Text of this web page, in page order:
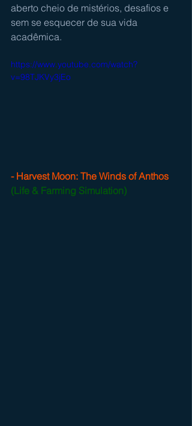
aberto cheio de mistérios, desafios e
sem se esquecer de sua vida
acadêmica.
https://www.youtube.com/watch?
v=98TJKVy3jEo
- Harvest Moon: The Winds of Anthos
(Life & Farming Simulation)